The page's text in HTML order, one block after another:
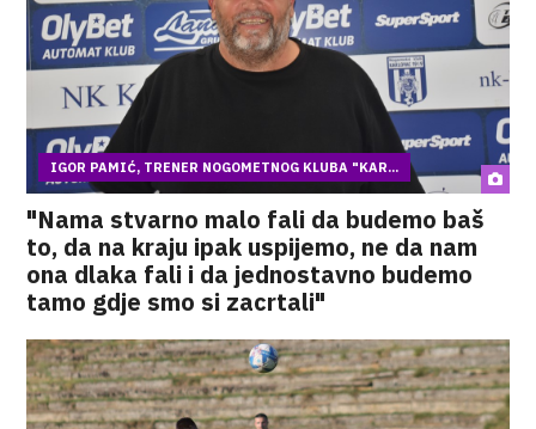
IGOR PAMIĆ, TRENER NOGOMETNOG KLUBA "KAR...
"Nama stvarno malo fali da budemo baš
to, da na kraju ipak uspijemo, ne da nam
ona dlaka fali i da jednostavno budemo
tamo gdje smo si zacrtali"